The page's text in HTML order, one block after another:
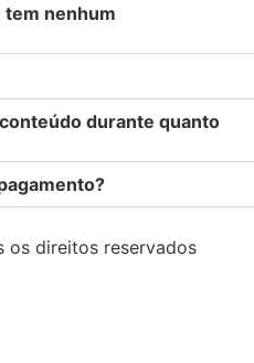
tem nenhum
durante quanto
os direitos reservados